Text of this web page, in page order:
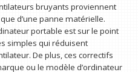
bruyants proviennent
d’une panne matérielle.
portable est sur le point
simples qui réduisent
De plus, ces correctifs
ou le modèle d’ordinateur